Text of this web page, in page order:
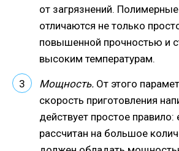
от загрязнений.
отличаются не только
повышенной прочностью и
высоким температурам.
Мощность. От этого
скорость приготовления
действует простое правило:
рассчитан на большое